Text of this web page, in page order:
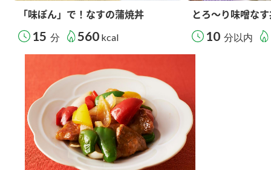
「味ぽん」で！なすの蒲焼丼
15 分 560 kcal
とろ～り味噌な
10 分以内